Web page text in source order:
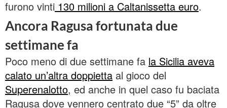
furono vinti 130 milioni a Caltanissetta euro.
Ancora Ragusa fortunata due
settimane fa
Poco meno di due settimane fa la Sicilia aveva
calato un’altra doppietta al gioco del
Superenalotto, ed anche in quel caso fu baciata
Ragusa dove vennero centrato due “5” da oltre